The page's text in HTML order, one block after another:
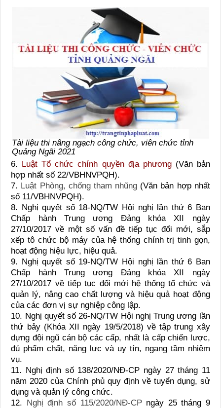
Tài liệu thi nâng ngạch công chức, viên chức tỉnh
Quảng Ngãi 2021
6. Luật Tổ chức chính quyền địa phương(Văn bản
hợp nhất số 22/VBHNVPQH).
7. Luật Phòng, chống tham nhũng (Văn bản hợp nhất
số 11/VBHNVPQH).
8. Nghị quyết số 18-NQ/TW Hội nghị lần thứ 6 Ban
Chấp hành Trung ương Đảng khóa XII ngày
27/10/2017 về một số vấn đề tiếp tục đổi mới, sắp
xếp tô chức bộ máy của hệ thống chính trị tinh gọn,
hoạt động hiệu lực, hiệu quả.
9. Nghị quyết số 19-NQ/TW Hội nghị lần thứ 6 Ban
Chấp hành Trung ương Đảng khóa XII ngày
27/10/2017 về tiếp tục đổi mới hệ thống tổ chức và
quản lý, nâng cao chất lượng và hiệu quả hoạt động
của các đơn vị sự nghiệp công lập.
10. Nghị quyết số 26-NQ/TW Hội nghị Trung ương lần
thứ bảy (Khóa XII ngày 19/5/2018) về tập trung xây
dựng đội ngũ cán bộ các cấp, nhất là cấp chiến lược,
đủ phẩm chất, năng lực và uy tín, ngang tầm nhiệm
vụ.
11. Nghị định số 138/2020/NĐ-CP ngày 27 tháng 11
năm 2020 của Chính phủ quy định về tuyển dụng, sử
dụng và quản lý công chức.
12. Nghị định số 115/2020/NĐ-CPngày 25 tháng 9